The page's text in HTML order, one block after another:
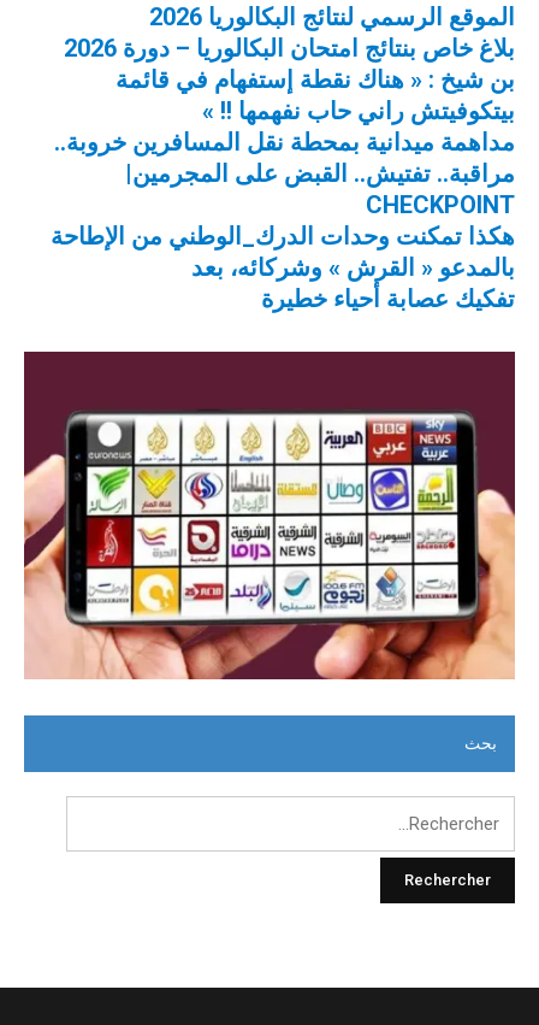
الموقع الرسمي لنتائج البكالوريا 2026
بلاغ خاص بنتائج امتحان البكالوريا – دورة 2026
بن شيخ : « هناك نقطة إستفهام في قائمة
بيتكوفيتش راني حاب نفهمها !! »
مداهمة ميدانية بمحطة نقل المسافرين خروبة..
مراقبة.. تفتيش.. القبض على المجرمين|
CHECKPOINT
هكذا تمكنت وحدات الدرك_الوطني من الإطاحة
بالمدعو « القرش » وشركائه، بعد
تفكيك عصابة أحياء خطيرة
بحث